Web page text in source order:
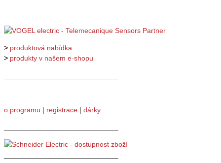
> produktová nabídka
> produkty v našem e-shopu
o programu | registrace | dárky